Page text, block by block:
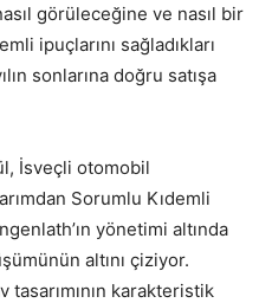
görüleceğine ve nasıl bir
ipuçlarını sağladıkları
sonlarına doğru satışa
İsveçli otomobil
Sorumlu Kıdemli
yönetimi altında
altını çiziyor.
tasarımının karakteristik